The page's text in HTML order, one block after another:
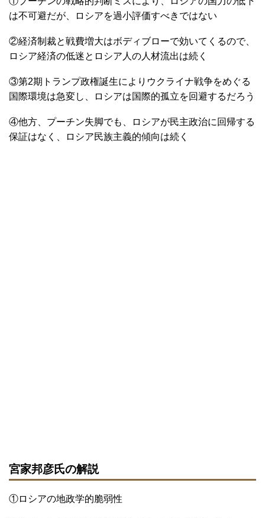
は不可避だが、ロシアを過小評価すべきではない
②経済制裁と戦費増大はボディブローで効いてくるので、
ロシア経済の低迷とロシア人の人材流出は続く
③第2期トランプ政権誕生によりウクライナ戦争をめぐる
国際環境は急変し、ロシアは国際的孤立を回避するだろう
④他方、プーチン失脚でも、ロシアが民主政治に回帰する
保証はなく、ロシア民族主義的傾向は続く
宮家邦彦氏の解説
①ロシアの地政学的脆弱性